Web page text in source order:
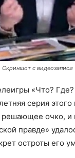
с видеозаписи
«Что?
серия
очко, и
правде»
остроты его